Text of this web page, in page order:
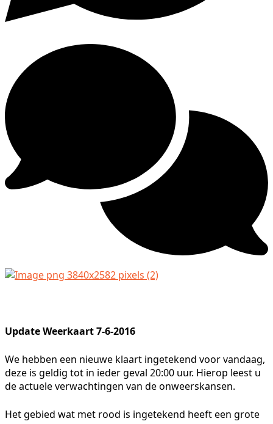
Update Weerkaart 7-6-2016
We hebben een nieuwe klaart ingetekend voor vandaag,
deze is geldig tot in ieder geval 20:00 uur. Hierop leest u
de actuele verwachtingen van de onweerskansen.
Het gebied wat met rood is ingetekend heeft een grote